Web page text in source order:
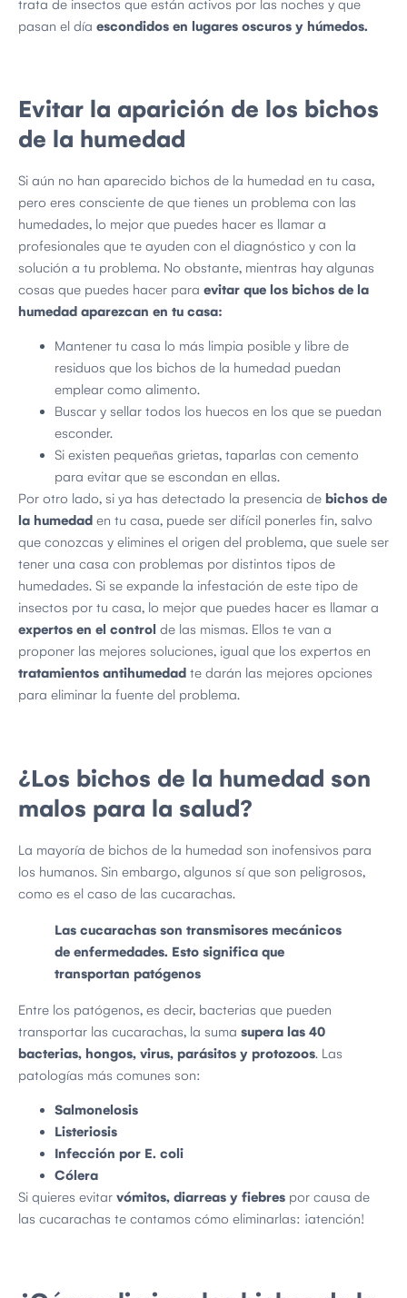
trata de insectos que están activos por las noches y que
pasan el día escondidos en lugares oscuros y húmedos.
Evitar la aparición de los bichos
de la humedad
Si aún no han aparecido bichos de la humedad en tu casa,
pero eres consciente de que tienes un problema con las
humedades, lo mejor que puedes hacer es llamar a
profesionales que te ayuden con el diagnóstico y con la
solución a tu problema. No obstante, mientras hay algunas
cosas que puedes hacer para evitar que los bichos de la
humedad aparezcan en tu casa:
Mantener tu casa lo más limpia posible y libre de
residuos que los bichos de la humedad puedan
emplear como alimento.
Buscar y sellar todos los huecos en los que se puedan
esconder.
Si existen pequeñas grietas, taparlas con cemento
para evitar que se escondan en ellas.
Por otro lado, si ya has detectado la presencia de bichos de
la humedad en tu casa, puede ser difícil ponerles fin, salvo
que conozcas y elimines el origen del problema, que suele ser
tener una casa con problemas por distintos tipos de
humedades. Si se expande la infestación de este tipo de
insectos por tu casa, lo mejor que puedes hacer es llamar a
expertos en el control de las mismas. Ellos te van a
proponer las mejores soluciones, igual que los expertos en
tratamientos antihumedad te darán las mejores opciones
para eliminar la fuente del problema.
¿Los bichos de la humedad son
malos para la salud?
La mayoría de bichos de la humedad son inofensivos para
los humanos. Sin embargo, algunos sí que son peligrosos,
como es el caso de las cucarachas.
Las cucarachas son transmisores mecánicos
de enfermedades. Esto significa que
transportan patógenos
Entre los patógenos, es decir, bacterias que pueden
transportar las cucarachas, la suma supera las 40
bacterias, hongos, virus, parásitos y protozoos. Las
patologías más comunes son:
Salmonelosis
Listeriosis
Infección por E. coli
Cólera
Si quieres evitar vómitos, diarreas y fiebres por causa de
las cucarachas te contamos cómo eliminarlas: ¡atención!